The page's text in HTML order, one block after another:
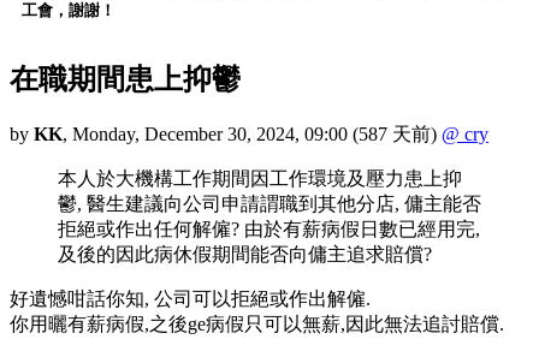
工會，謝謝！
在職期間患上抑鬱
by KK, Monday, December 30, 2024, 09:00 (587 天前) @ cry
本人於大機構工作期間因工作環境及壓力患上抑
鬱, 醫生建議向公司申請謂職到其他分店, 傭主能否
拒絕或作出任何解僱? 由於有薪病假日數已經用完,
及後的因此病休假期間能否向傭主追求賠償?
好遺憾咁話你知, 公司可以拒絕或作出解僱.
你用曬有薪病假,之後ge病假只可以無薪,因此無法追討賠償.